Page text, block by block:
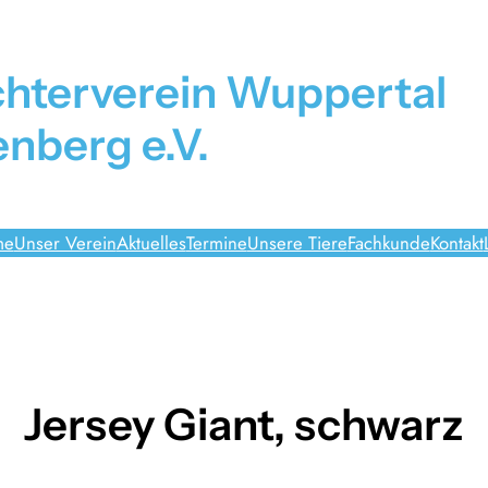
Wuppertal
e.V.
Unser VereinAktuellesTermineUnsere TiereFachkundeKontakt
Jersey Giant, schwarz